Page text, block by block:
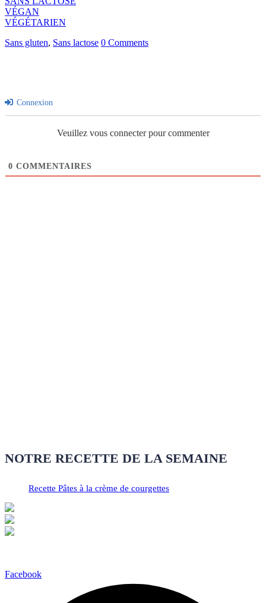
VÉGAN
VÉGÉTARIEN
Sans gluten, Sans lactose 0 Comments
Connexion
Veuillez vous connecter pour commenter
0 COMMENTAIRES
NOTRE RECETTE DE LA SEMAINE
Recette Pâtes à la crème de courgettes
Facebook